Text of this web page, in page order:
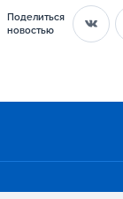
Поделиться
новостью